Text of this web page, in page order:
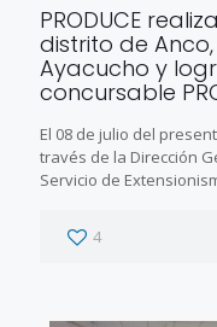
PRODUCE
distrito de
Ayacucho y
concursable
El 08 de julio del
través de la Dirección
Servicio de
4